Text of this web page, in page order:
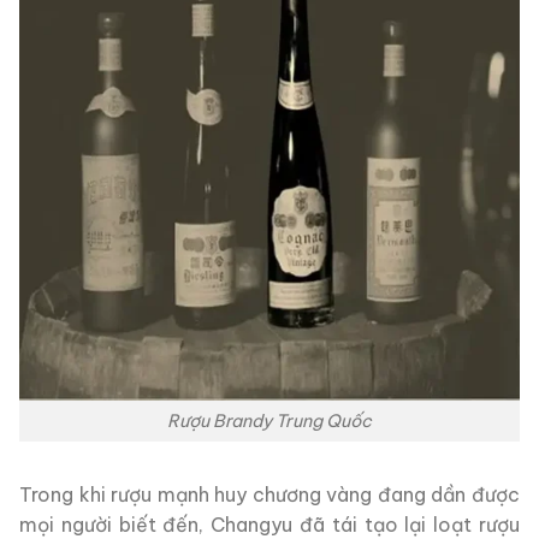
Rượu Brandy Trung Quốc
Trong khi rượu mạnh huy chương vàng đang dần được
mọi người biết đến, Changyu đã tái tạo lại loạt rượu